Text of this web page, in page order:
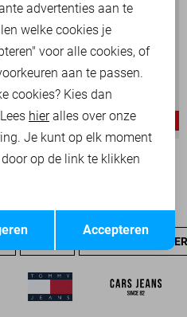
PME LEGEND T-SHIRT
PME LEGEND
Opslaan
advertenties aan te
welke cookies je
voor alle cookies, of
aan te passen.
cookies? Kies dan
hieralles over onze
Je kunt op elk moment
op de link te klikken
Accepteren